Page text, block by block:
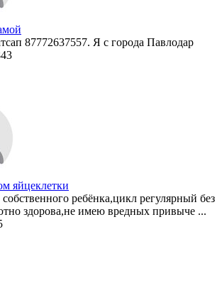
87772637557. Я с города Павлодар
яйцеклетки
ребёнка,цикл регулярный без
здорова,не имею вредных привыче ...